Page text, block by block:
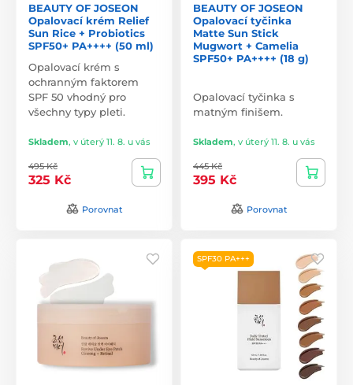
BEAUTY OF JOSEON
Opalovací krém Relief
Sun Rice + Probiotics
SPF50+ PA++++ (50 ml)
Opalovací krém s
ochranným faktorem
SPF 50 vhodný pro
všechny typy pleti.
Skladem, v úterý 11. 8. u vás
495 Kč
325 Kč
Porovnat
BEAUTY OF JOSEON
Opalovací tyčinka
Matte Sun Stick
Mugwort + Camelia
SPF50+ PA++++ (18 g)
Opalovací tyčinka s
matným finišem.
Skladem, v úterý 11. 8. u vás
445 Kč
395 Kč
Porovnat
SPF30 PA+++